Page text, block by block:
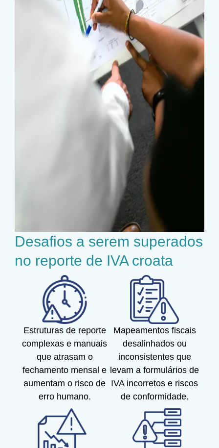
Desafios a serem superados
no reporte de IVA croata
Estruturas de reporte
complexas e manuais
que atrasam o
fechamento mensal e
aumentam o risco de
erro humano.
Mapeamentos fiscais
desalinhados ou
inconsistentes que
levam a formulários de
IVA incorretos e riscos
de conformidade.